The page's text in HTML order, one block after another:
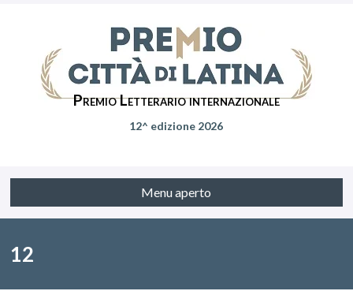
Premio Letterario internazionale
12^ edizione 2026
Menu aperto
12